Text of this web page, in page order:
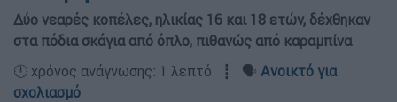
Δύο νεαρές κοπέλες, ηλικίας 16 και 18 ετών, δέχθηκαν
στα πόδια σκάγια από όπλο, πιθανώς από καραμπίνα
🕛 χρόνος ανάγνωσης: 1 λεπτό ┋ 🗣️ Ανοικτό για
σχολιασμό